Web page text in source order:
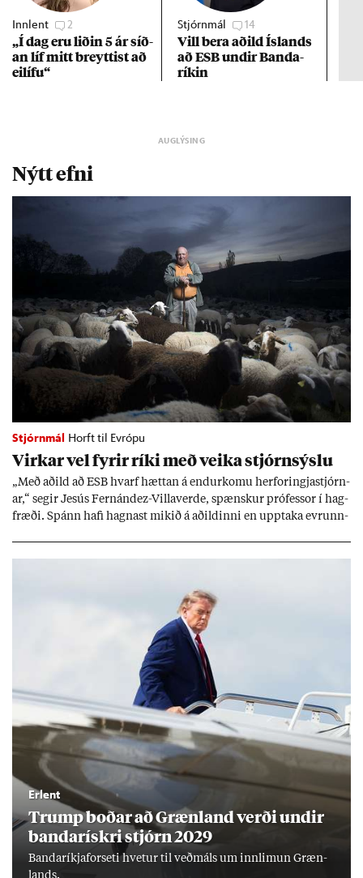
Innlent 2
„Í dag eru lið­in 5 ár síð­
an líf mitt breytt­ist að
ei­lífu“
Stjórnmál 14
Vill bera að­ild Ís­lands
að ESB und­ir Banda­
rík­in
Nýtt efni
Stjórnmál Horft til Evrópu
Virk­ar vel fyr­ir ríki með veika stjórn­sýslu
„Með að­ild að ESB hvarf hætt­an á end­ur­komu her­for­ingja­stjórn­
ar,“ seg­ir Jesús Fer­nández-Villa­ver­de, spænsk­ur pró­fess­or í hag­
fræði. Spánn hafi hagn­ast mik­ið á að­ild­inni en upp­taka evr­unn­
Erlent
Trump boð­ar að Græn­land verði und­ir
banda­rískri stjórn 2029
Banda­ríkja­for­seti hvet­ur til veð­máls um inn­limun Græn­
lands.